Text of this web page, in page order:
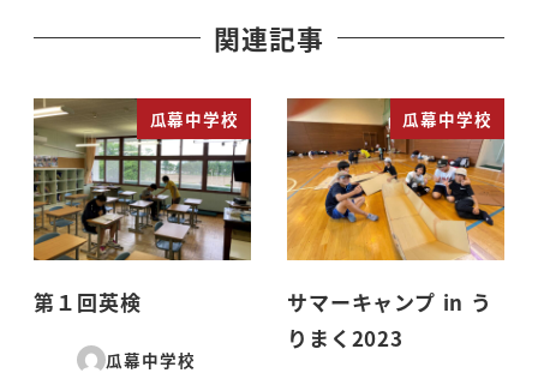
関連記事
瓜幕中学校
第１回英検
瓜幕中学校
瓜幕中学校
サマーキャンプ in う
りまく2023